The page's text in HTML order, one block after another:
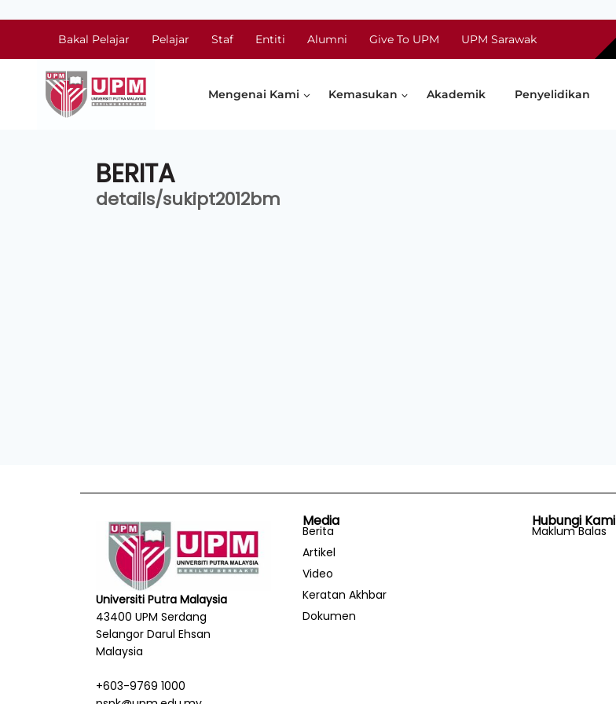
Bakal Pelajar Pelajar Staf Entiti Alumni Give To UPM UPM Sarawak
Mengenai Kami Kemasukan Akademik Penyelidikan
BERITA
details/sukipt2012bm
Universiti Putra Malaysia
43400 UPM Serdang
Selangor Darul Ehsan
Malaysia
+603-9769 1000
Media
Berita
Artikel
Video
Keratan Akhbar
Dokumen
Hubungi Kami
Maklum Balas